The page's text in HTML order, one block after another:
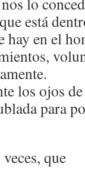
está
hay en el
los ojos
para
que